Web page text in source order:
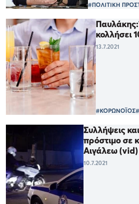
#ΠΟΛΙΤΙΚΗ
Παυλάκης:
κολλήσει
13.7.2021
#ΚΟΡΩΝΟΪΟΣ
Συλλήψεις
πρόστιμο σε
Αιγάλεω (vid)
10.7.2021